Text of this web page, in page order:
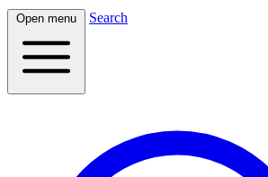
Open menu Search